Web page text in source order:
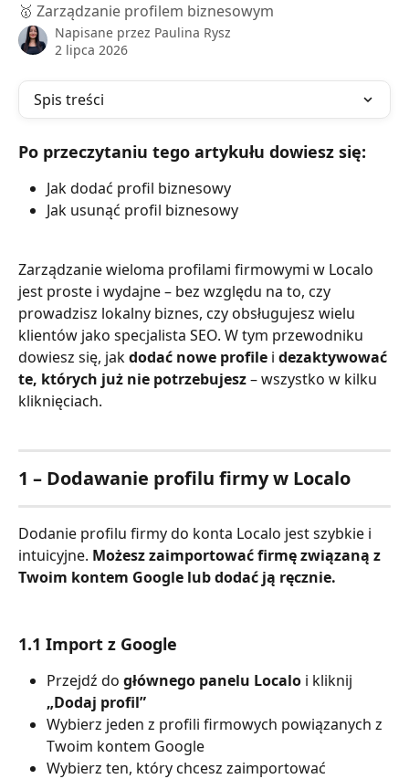
🥇 Zarządzanie profilem biznesowym
Napisane przez Paulina Rysz
2 lipca 2026
Spis treści
Po przeczytaniu tego artykułu dowiesz się:
Jak dodać profil biznesowy
Jak usunąć profil biznesowy
Zarządzanie wieloma profilami firmowymi w Localo
jest proste i wydajne – bez względu na to, czy
prowadzisz lokalny biznes, czy obsługujesz wielu
klientów jako specjalista SEO. W tym przewodniku
dowiesz się, jak dodać nowe profile i dezaktywować
te, których już nie potrzebujesz – wszystko w kilku
kliknięciach.
1 – Dodawanie profilu firmy w Localo
Dodanie profilu firmy do konta Localo jest szybkie i
intuicyjne. Możesz zaimportować firmę związaną z
Twoim kontem Google lub dodać ją ręcznie.
1.1 Import z Google
Przejdź do głównego panelu Localo i kliknij
„Dodaj profil”
Wybierz jeden z profili firmowych powiązanych z
Twoim kontem Google
Wybierz ten, który chcesz zaimportować